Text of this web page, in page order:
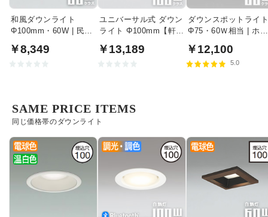
和風ダウンライト
Φ100mm・60W | 民芸
￥8,349
ユニバーサル式 ダウン
ライト Φ100mm【軒
￥13,189
ダウンスポットライ
Φ75・60Ｗ相当 | ホワ
￥12,100
5.0
同じ価格帯のダウンライト
SAME PRICE ITEMS